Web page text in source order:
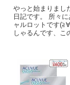
やっと始まりまし
日記です。 所々
ャルロットです
しゃるんです、こ